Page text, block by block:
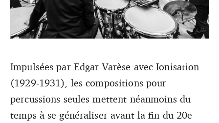
Souvent mises dans une catégorie à part dans le grand
instrumentarium de la musique, les percussions offrent
pourtant des possibilités que seule cette variété
d’instrument peut produire. (DR)
Impulsées par Edgar Varèse avec Ionisation
(1929-1931), les compositions pour
percussions seules mettent néanmoins du
temps à se généraliser avant la fin du 20e